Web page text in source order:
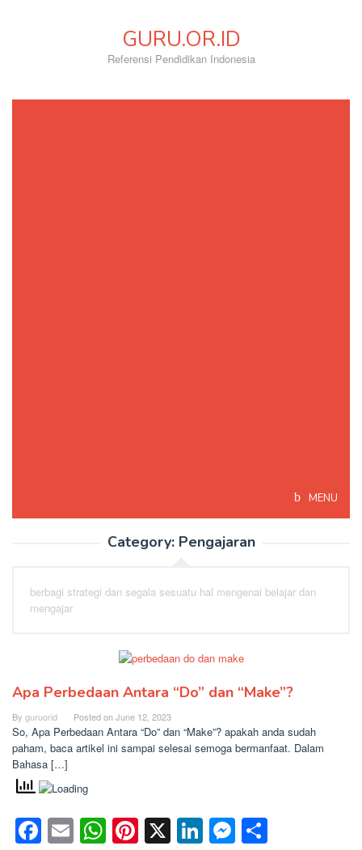
GURU.OR.ID
Referensi Pendidikan Indonesia
MENU
Category: Pengajaran
berbagi strategi dan segala sesuatu hal mengenai belajar dan
mengajar
Apa Perbedaan Antara “Do” dan “Make”?
By guruorid Posted onJune 12, 2023
So, Apa Perbedaan Antara “Do” dan “Make”? apakah anda sudah
paham, baca artikel ini sampai selesai semoga bermanfaat. Dalam
Bahasa […]
Facebook
EmailWhatsApp
Pinterest
X LinkedIn